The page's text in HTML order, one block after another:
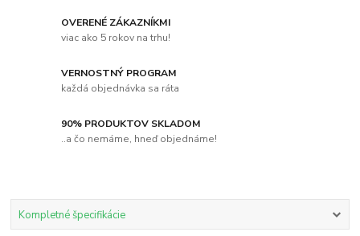
OVERENÉ ZÁKAZNÍKMI
viac ako 5 rokov na trhu!
VERNOSTNÝ PROGRAM
každá objednávka sa ráta
90% PRODUKTOV SKLADOM
..a čo nemáme, hneď objednáme!
Kompletné špecifikácie